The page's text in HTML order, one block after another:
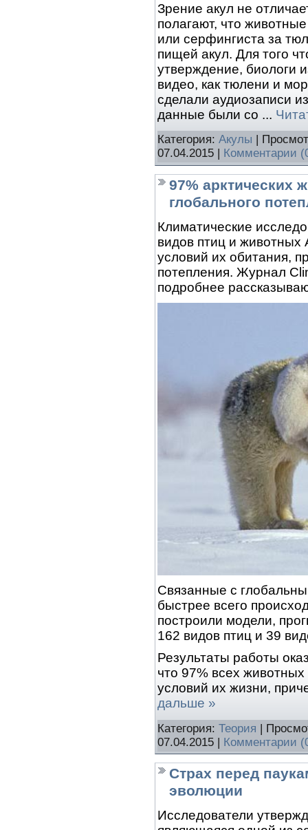
Зрение акул не
полагают, что
или серфингиста за
пищей акул. Для того
утверждение, биологи
видео, как тюлени и
сделали аудиозаписи
данные были со ...
Категория: Акулы |
07.04.2015
Комментарии
97% арктических
глобального
Климатические
видов птиц и животных
условий их обитания,
потепления. Журнал
подробнее
Связанные с
быстрее всего
построили модели,
162 видов птиц и 39
Результаты работы
что 97% всех
условий их жизни,
дальше »
Категория: Теория |
07.04.2015 | Комментарии
Страх перед
эволюции
Исследователи